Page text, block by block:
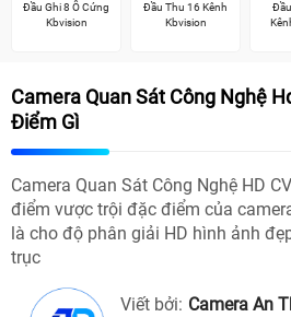
Đầu Ghi 8 Ổ Cứng
Kbvision
Đầu Thu 16 Kênh
Kbvision
Camera Quan Sát Công Nghệ
Điểm Gì
Camera Quan Sát Công Nghệ HD
điểm vược trội đặc điểm của
là cho độ phân giải HD hình ảnh
trục
Viết bởi: Camera An